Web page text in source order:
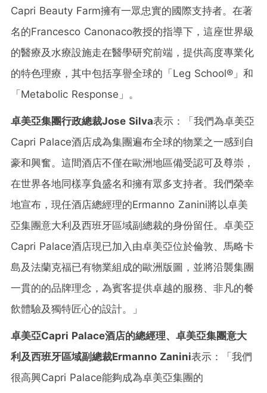
Capri Beauty Farm擁有一眾忠實的國際支持者。在著
名的Francesco Canonaco教授的指導下，這座世界級
的醫療及水療設施走在醫學研究前端，提供高度專業化
的特色理療，其中包括享譽全球的「Leg School®」和
「Metabolic Response」。
卓美亞集團行政總裁Jose Silva表示：「我們為卓美亞
Capri Palace酒店成為集團遍布全球的物業之一感到自
豪和興奮。這間酒店不僅在歐洲地區備受認可及尊崇，
在世界各地同樣享負盛名和擁有眾多支持者。我們榮幸
地宣布，現任酒店總經理的Ermanno Zanini將以卓美
亞集團意大利及西班牙區域副總裁的身份留任。卓美亞
Capri Palace酒店現已加入由卓美亞位於倫敦、馬略卡
島及法蘭克福已有物業組成的歐洲版圖，並將沿襲集團
一貫的的品牌理念，為賓客提供卓越的服務、非凡的餐
飲體驗及獨特匠心的設計。」
卓美亞Capri Palace酒店的總經理、卓美亞集團意大
利及西班牙區域副總裁Ermanno Zanini表示：「我們
很高興Capri Palace能夠成為卓美亞集團的